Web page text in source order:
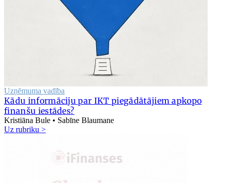
Uzņēmuma vadība
Kādu informāciju par IKT piegādātājiem apkopo
finanšu iestādes?
Kristiāna Bule • Sabīne Blaumane
Uz rubriku >